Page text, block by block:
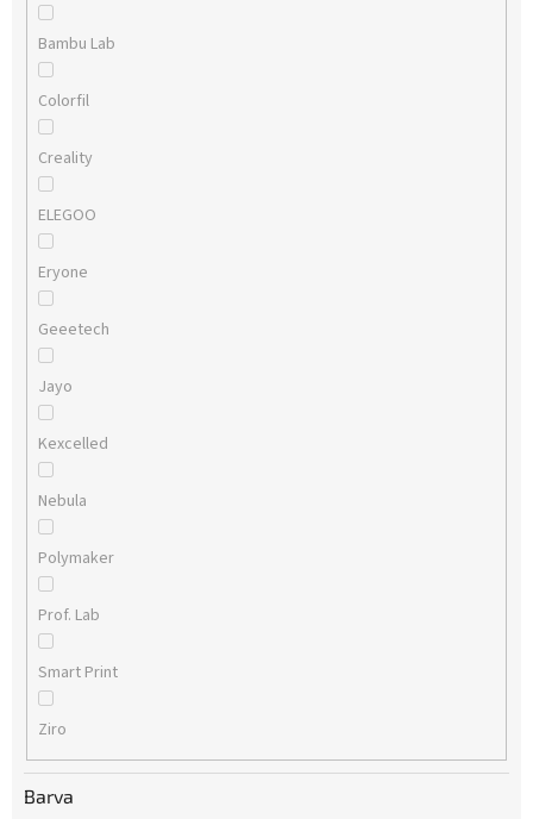
Bambu Lab
Colorfil
Creality
ELEGOO
Eryone
Geeetech
Jayo
Kexcelled
Nebula
Polymaker
Prof. Lab
Smart Print
Ziro
Barva